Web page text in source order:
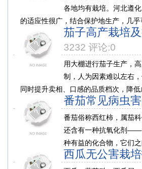
各地均有栽培。河北遵
的适应性很广，结合保护地生产，几乎
茄子高产栽培
3232 评论:0
用大棚进行茄子生产，
制，人为因素难以左右
同时提升卖相、口感的品质档次，降低
番茄常见病虫
番茄俗称西红柿，属茄
还含有一种抗氧化剂——
种有益的化合物，它们之
西瓜无公害栽